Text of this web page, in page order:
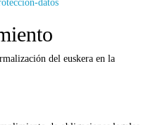
del euskera en la